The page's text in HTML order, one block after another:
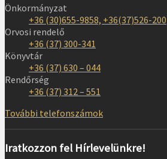
Önkormányzat
+36 (30)655-9858, +36(37)526-200
Orvosi rendelő
+36 (37) 300-341
Könyvtár
+36 (37) 630 – 044
Rendőrség
+36 (37) 312 – 551
További telefonszámok
Iratkozzon fel Hírlevelünkre!